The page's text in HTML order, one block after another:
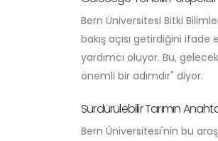
Bern Üniversitesi Bitki
bakış açısı getirdiğini
yardımcı oluyor. Bu,
önemli bir adımdır" diyor.
Sürdürülebilir Tarımın
Bern Üniversitesi'nin bu